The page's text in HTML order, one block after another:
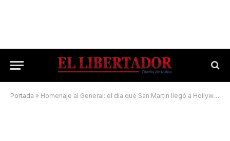
Portada » Homenaje al General: el día que San Martin llegó a Hollywood y los monumentos que hay en el mundo